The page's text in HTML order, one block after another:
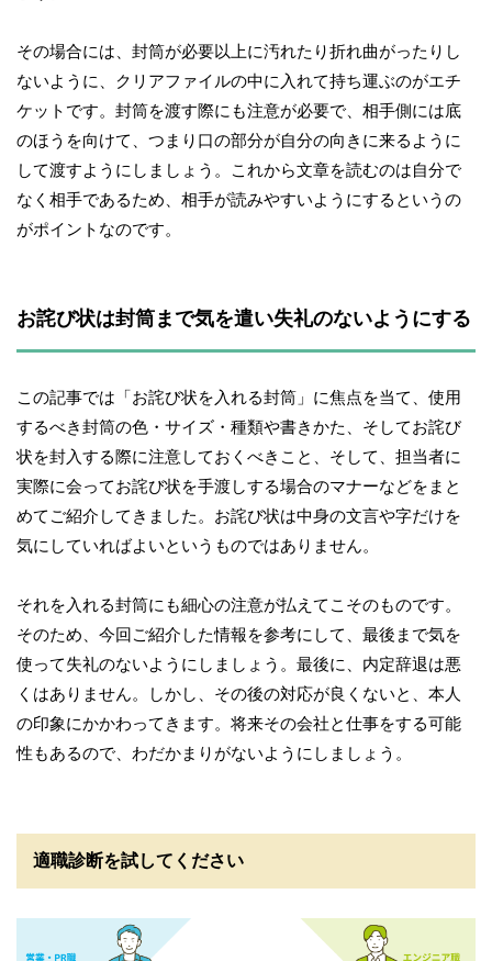
その場合には、封筒が必要以上に汚れたり折れ曲がったりし
ないように、クリアファイルの中に入れて持ち運ぶのがエチ
ケットです。封筒を渡す際にも注意が必要で、相手側には底
のほうを向けて、つまり口の部分が自分の向きに来るように
して渡すようにしましょう。これから文章を読むのは自分で
なく相手であるため、相手が読みやすいようにするというの
がポイントなのです。
お詫び状は封筒まで気を遣い失礼のないようにする
この記事では「お詫び状を入れる封筒」に焦点を当て、使用
するべき封筒の色・サイズ・種類や書きかた、そしてお詫び
状を封入する際に注意しておくべきこと、そして、担当者に
実際に会ってお詫び状を手渡しする場合のマナーなどをまと
めてご紹介してきました。お詫び状は中身の文言や字だけを
気にしていればよいというものではありません。
それを入れる封筒にも細心の注意が払えてこそのものです。
そのため、今回ご紹介した情報を参考にして、最後まで気を
使って失礼のないようにしましょう。最後に、内定辞退は悪
くはありません。しかし、その後の対応が良くないと、本人
の印象にかかわってきます。将来その会社と仕事をする可能
性もあるので、わだかまりがないようにしましょう。
適職診断を試してください